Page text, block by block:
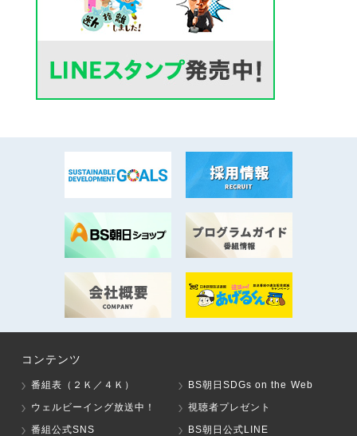
コンテンツ
番組表（２Ｋ／４Ｋ）
BS朝日SDGs on the Web
ウェルビーイング放送中！
視聴者プレゼント
番組公式SNS
BS朝日公式LINE